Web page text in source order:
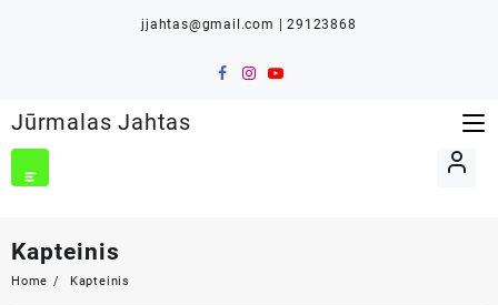
jjahtas@gmail.com | 29123868
Jūrmalas Jahtas
Kapteinis
Home Kapteinis